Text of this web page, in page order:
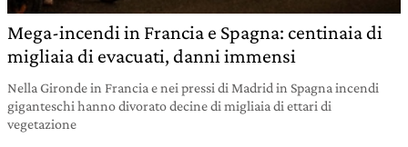
Mega-incendi in Francia e Spagna: centinaia di
migliaia di evacuati, danni immensi
Nella Gironde in Francia e nei pressi di Madrid in Spagna incendi
giganteschi hanno divorato decine di migliaia di ettari di
vegetazione